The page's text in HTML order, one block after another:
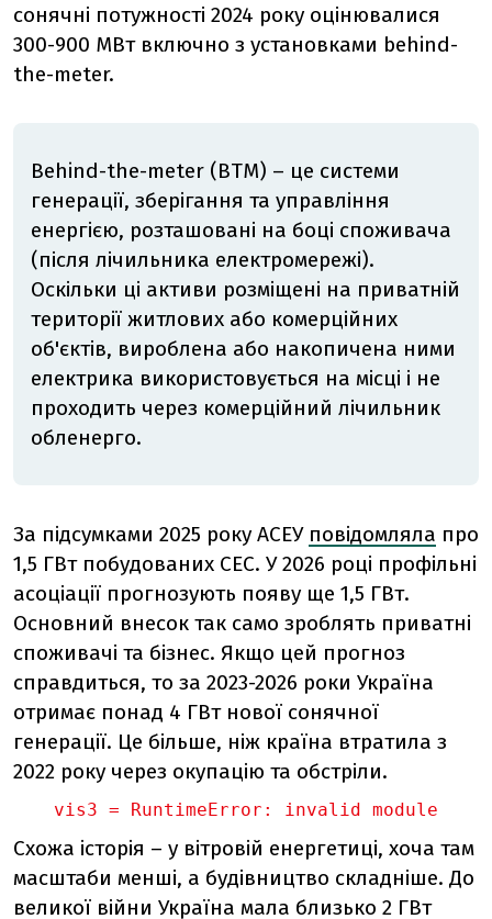
сонячні потужності 2024 року оцінювалися
300-900 МВт включно з установками behind-
the-meter.
Behind-the-meter (BTM) – це системи
генерації, зберігання та управління
енергією, розташовані на боці споживача
(після лічильника електромережі).
Оскільки ці активи розміщені на приватній
території житлових або комерційних
об'єктів, вироблена або накопичена ними
електрика використовується на місці і не
проходить через комерційний лічильник
обленерго.
За підсумками 2025 року АСЕУ повідомляла про
1,5 ГВт побудованих СЕС. У 2026 році профільні
асоціації прогнозують появу ще 1,5 ГВт.
Основний внесок так само зроблять приватні
споживачі та бізнес. Якщо цей прогноз
справдиться, то за 2023-2026 роки Україна
отримає понад 4 ГВт нової сонячної
генерації. Це більше, ніж країна втратила з
2022 року через окупацію та обстріли.
vis3 = RuntimeError: invalid module
Схожа історія – у вітровій енергетиці, хоча там
масштаби менші, а будівництво складніше. До
великої війни Україна мала близько 2 ГВт